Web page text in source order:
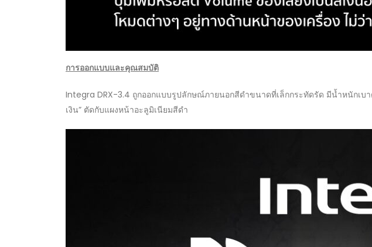
การออกแบบและคุณสมบัติ
Integra DRX-3.4 ถูกออกแบบรูปลักษณ์ภายนอกสีดำขนาดที่เล็กกระทัดรัด มีน้ำหนักเบ
เงิน” ตัดกับแผงหน้าอะลูมิเนียมสีดำ